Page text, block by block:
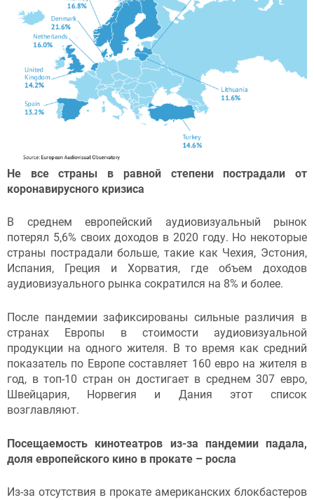
Не все страны в равной степени пострадали от
коронавирусного кризиса
В среднем европейский аудиовизуальный рынок
потерял 5,6% своих доходов в 2020 году. Но некоторые
страны пострадали больше, такие как Чехия, Эстония,
Испания, Греция и Хорватия, где объем доходов
аудиовизуального рынка сократился на 8% и более.
После пандемии зафиксированы сильные различия в
странах Европы в стоимости аудиовизуальной
продукции на одного жителя. В то время как средний
показатель по Европе составляет 160 евро на жителя в
год, в топ-10 стран он достигает в среднем 307 евро,
Швейцария, Норвегия и Дания этот список
возглавляют.
Посещаемость кинотеатров из-за пандемии падала,
доля европейского кино в прокате – росла
Из-за отсутствия в прокате американских блокбастеров